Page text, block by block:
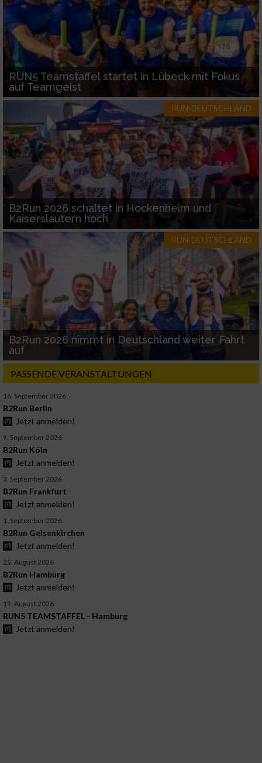
RUN5 Teamstaffel startet in Lübeck mit Fokus
auf Teamgeist
RUN-DEUTSCHLAND
B2Run 2026 schaltet in Hockenheim und
Kaiserslautern hoch
RUN-DEUTSCHLAND
B2Run 2026 nimmt in Deutschland weiter Fahrt
auf
PASSENDE VERANSTALTUNGEN
16. September 2026
B2Run Berlin
Jetzt anmelden!
9. September 2026
B2Run Köln
Jetzt anmelden!
3. September 2026
B2Run Frankfurt
Jetzt anmelden!
1. September 2026
B2Run Gelsenkirchen
Jetzt anmelden!
25. August 2026
B2Run Hamburg
Jetzt anmelden!
19. August 2026
RUN5 TEAMSTAFFEL - Hamburg
Jetzt anmelden!